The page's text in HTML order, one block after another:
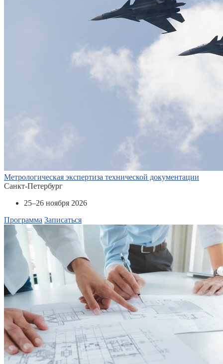
Метрологическая экспертиза технической документации
Санкт-Петербург
25–26 ноября 2026
Программа Записаться